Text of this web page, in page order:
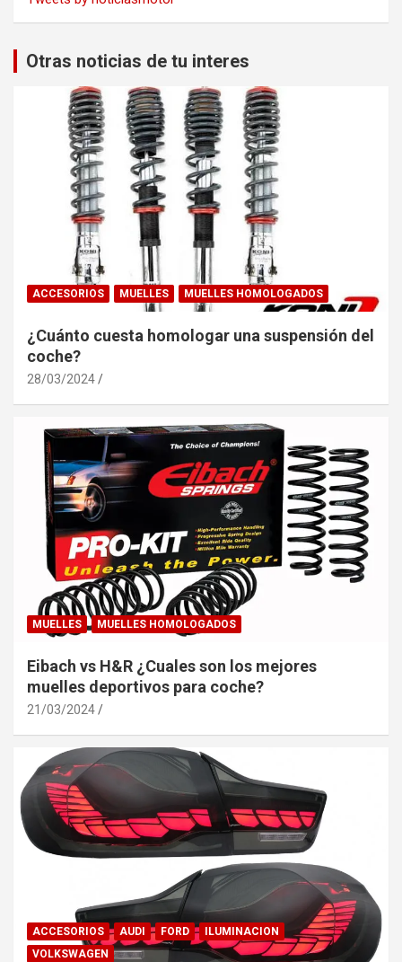
Otras noticias de tu interes
ACCESORIOS MUELLES MUELLES HOMOLOGADOS
¿Cuánto cuesta homologar una suspensión del
coche?
28/03/2024
MUELLES MUELLES HOMOLOGADOS
Eibach vs H&R ¿Cuales son los mejores
muelles deportivos para coche?
21/03/2024
ACCESORIOS AUDI FORD
ILUMINACION
VOLKSWAGEN